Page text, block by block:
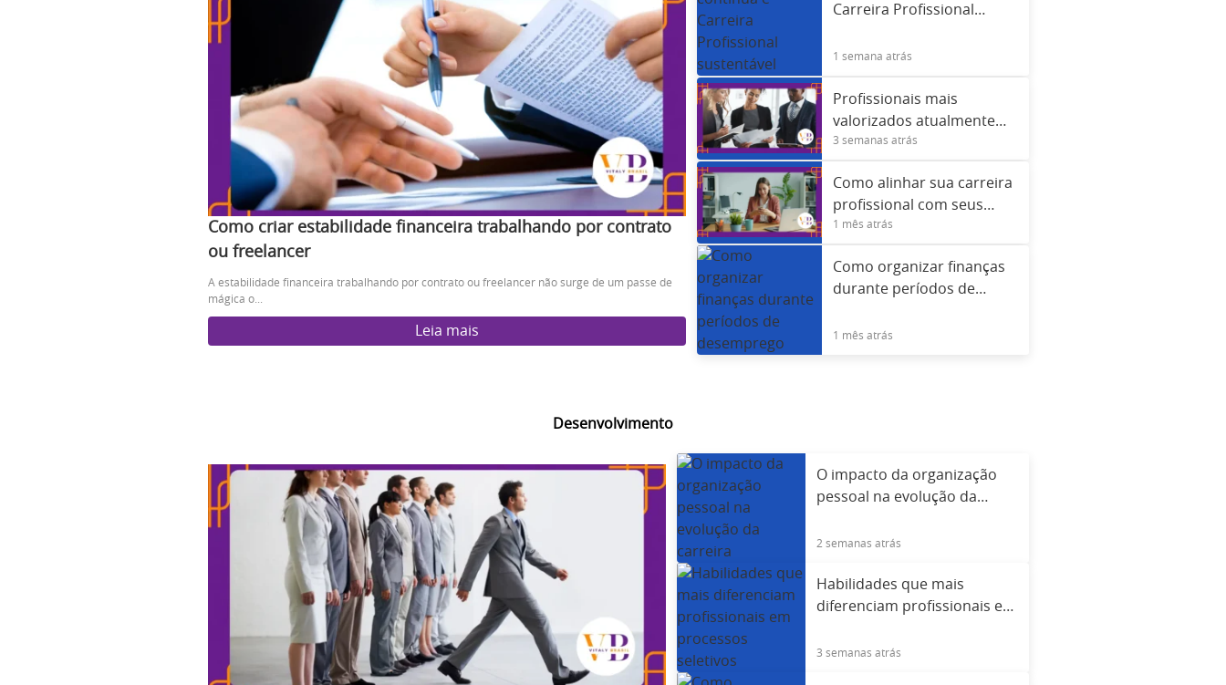
Como criar estabilidade financeira trabalhando por contrato
ou freelancer
A estabilidade financeira trabalhando por contrato ou freelancer não surge de um passe de
mágica o...
Leia mais
Carreira Profissional
1 semana atrás
Profissionais mais
valorizados atualmente
fora da área de tecnologia
3 semanas atrás
Como alinhar sua carreira
profissional com seus
valores pessoais
1 mês atrás
Como organizar finanças
durante períodos de
1 mês atrás
Desenvolvimento
O impacto da organização
pessoal na evolução da
2 semanas atrás
Habilidades que mais
diferenciam profissionais em
3 semanas atrás